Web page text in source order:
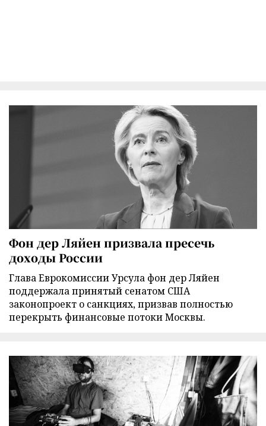
Фон дер Ляйен призвала пресечь
доходы России
Глава Еврокомиссии Урсула фон дер Ляйен
поддержала принятый сенатом США
законопроект о санкциях, призвав полностью
перекрыть финансовые потоки Москвы.